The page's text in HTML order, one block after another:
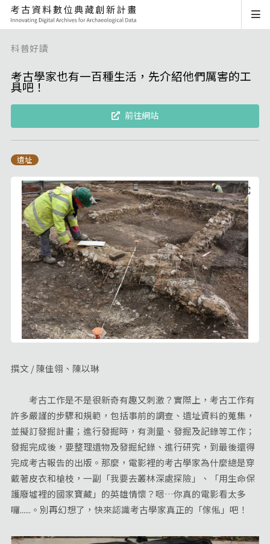
科普好讀
考古學家也有一百種生活，先介紹他們厲害的工
具吧！
前往網站
遺址
撰文 / 陳佳翎、陳以琳
考古工作是不是很新奇有趣又刺激？實際上，考古工作有
許多嚴謹的步驟和規範，包括事前的調查、遺址資料的蒐集，
並擬訂發掘計畫；進行發掘時，有測量、發掘及記錄等工作；
發掘完成後，要整理遺物及發掘紀錄、進行研究，到最後還得
完成考古報告的出版。那麼，電影裡的考古學家為什麼總是穿
戴著皮衣和槍枝，一副「我要去叢林深處探險」、「用生命保
護廢墟裡的國家寶藏」的英雄情懷？嗯…你真的電影看太多
囉......。別再幻想了，快來認識考古學家真正的「傢俬」吧！